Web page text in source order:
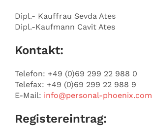
Dipl.- Kauffrau Sevda Ates
Dipl.-Kaufmann Cavit Ates
Kontakt:
Telefon: +49 (0)69 299 22 988 0
Telefax: +49 (0)69 299 22 988 9
E-Mail: info@personal-phoenix.com
Registereintrag: